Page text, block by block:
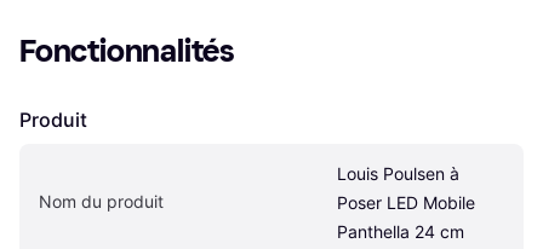
Fonctionnalités
Produit
Nom du produit
Louis Poulsen à
Poser LED Mobile
Panthella 24 cm